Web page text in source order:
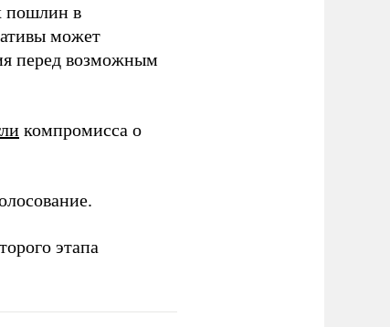
пошлин в
может
перед возможным
компромисса о
этапа